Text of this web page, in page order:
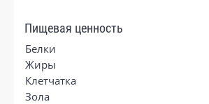
Пищевая ценность
Белки
Жиры
Клетчатка
Зола